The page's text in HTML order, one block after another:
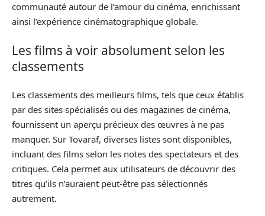
communauté autour de l’amour du cinéma, enrichissant
ainsi l’expérience cinématographique globale.
Les films à voir absolument selon les
classements
Les classements des meilleurs films, tels que ceux établis
par des sites spécialisés ou des magazines de cinéma,
fournissent un aperçu précieux des œuvres à ne pas
manquer. Sur Tovaraf, diverses listes sont disponibles,
incluant des films selon les notes des spectateurs et des
critiques. Cela permet aux utilisateurs de découvrir des
titres qu’ils n’auraient peut-être pas sélectionnés
autrement.